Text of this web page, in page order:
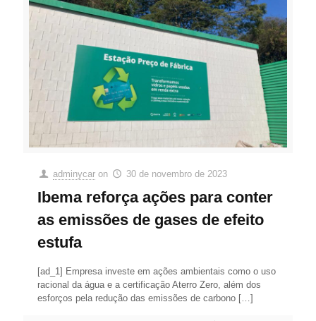
adminycar on 30 de novembro de 2023
Ibema reforça ações para conter
as emissões de gases de efeito
estufa
[ad_1] Empresa investe em ações ambientais como o uso
racional da água e a certificação Aterro Zero, além dos
esforços pela redução das emissões de carbono […]